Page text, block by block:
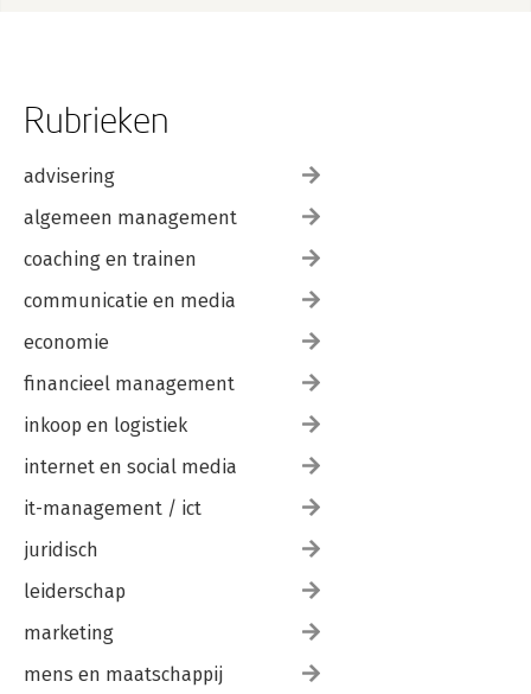
Rubrieken
advisering
algemeen management
coaching en trainen
communicatie en media
economie
financieel management
inkoop en logistiek
internet en social media
it-management / ict
juridisch
leiderschap
marketing
mens en maatschappij